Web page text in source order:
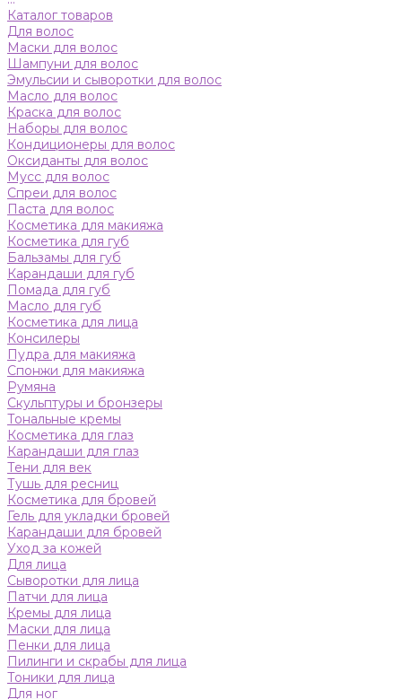
Каталог товаров
Для волос
Маски для волос
Шампуни для волос
Эмульсии и сыворотки для волос
Масло для волос
Краска для волос
Наборы для волос
Кондиционеры для волос
Оксиданты для волос
Мусс для волос
Спреи для волос
Паста для волос
Косметика для макияжа
Косметика для губ
Бальзамы для губ
Карандаши для губ
Помада для губ
Масло для губ
Косметика для лица
Консилеры
Пудра для макияжа
Спонжи для макияжа
Румяна
Скульптуры и бронзеры
Тональные кремы
Косметика для глаз
Карандаши для глаз
Тени для век
Тушь для ресниц
Косметика для бровей
Гель для укладки бровей
Карандаши для бровей
Уход за кожей
Для лица
Сыворотки для лица
Патчи для лица
Кремы для лица
Маски для лица
Пенки для лица
Пилинги и скрабы для лица
Тоники для лица
Для ног